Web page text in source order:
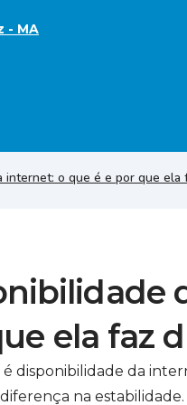
- MA
internet: o que é e por que ela
ela faz
disponibilidade da
na estabilidade.